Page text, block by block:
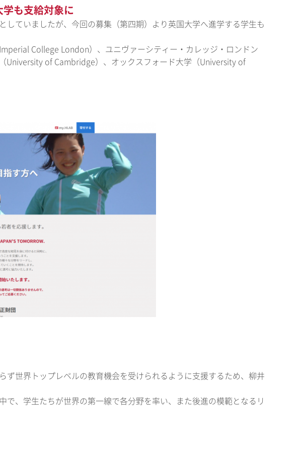
も支給対象に
していましたが、今回の募集（第四期）より英国大学へ進学する学生も
College London）、ユニヴァーシティー・カレッジ・ロンドン
University of Cambridge）、オックスフォード大学（University of
ず世界トップレベルの教育機会を受けられるように支援するため、柳井
で、学生たちが世界の第一線で各分野を率い、また後進の模範となるリ